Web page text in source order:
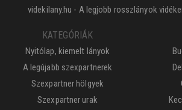
videkilany.hu - A legjobb rosszlányok
KATEGÓRIÁK
Nyitólap, kiemelt lányok
A legújabb szexpartnerek
Szexpartner hölgyek
Szexpartner urak